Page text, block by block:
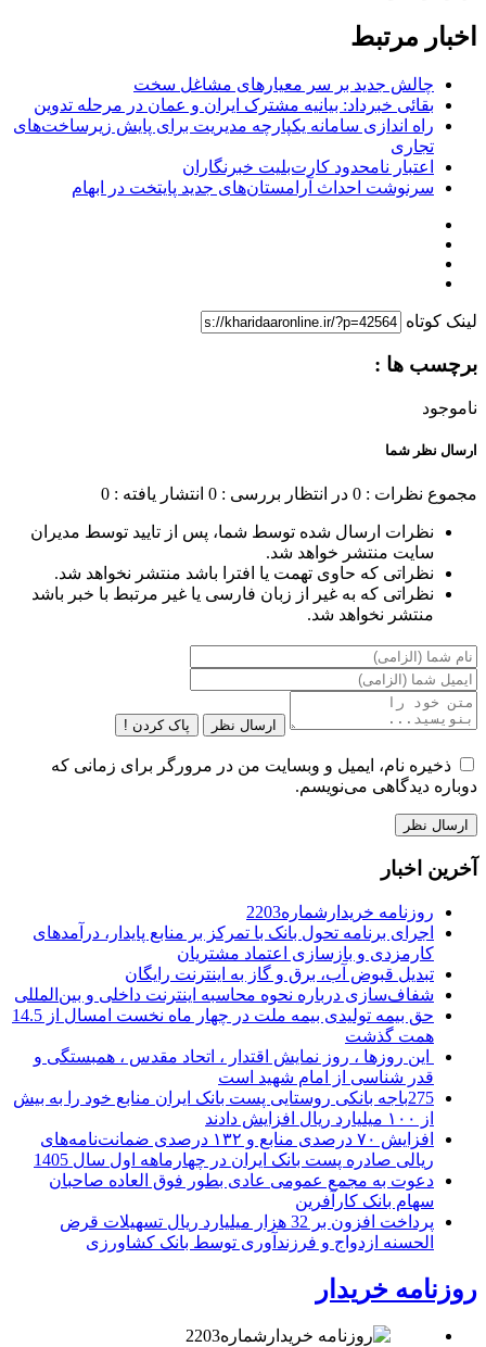
اخبار مرتبط
چالش جدید بر سر معیارهای مشاغل سخت
بقائی خبرداد: بیانیه مشترک ایران و عمان در مرحله تدوین
راه اندازی سامانه یکپارچه مدیریت برای پایش زیرساخت‌های
تجاری
اعتبار نامحدود کارت‌بلیت خبرنگاران
سرنوشت احداث آرامستان‌های جدید پایتخت در ابهام
لینک کوتاه
برچسب ها :
ناموجود
ارسال نظر شما
مجموع نظرات : 0 در انتظار بررسی : 0 انتشار یافته : 0
نظرات ارسال شده توسط شما، پس از تایید توسط مدیران
سایت منتشر خواهد شد.
نظراتی که حاوی تهمت یا افترا باشد منتشر نخواهد شد.
نظراتی که به غیر از زبان فارسی یا غیر مرتبط با خبر باشد
منتشر نخواهد شد.
ارسال نظر پاک کردن !
ذخیره نام، ایمیل و وبسایت من در مرورگر برای زمانی که
دوباره دیدگاهی می‌نویسم.
آخرین اخبار
روزنامه خریدارشماره2203
اجرای برنامه تحول بانک با تمرکز بر منابع پایدار، درآمدهای
کارمزدی و بازسازی اعتماد مشتریان
تبدیل قبوض آب، برق و گاز به اینترنت رایگان
شفاف‌سازی درباره نحوه محاسبه اینترنت داخلی و بین‌المللی
حق بیمه تولیدی بیمه ملت در چهار ماه نخست امسال از 14.5
همت گذشت
این روزها ، روز نمایش اقتدار ، اتحاد مقدس ، همبستگی و
قدر شناسی از امام شهید است
275باجه بانکی روستایی پست بانک ایران منابع خود را به بیش
از ۱۰۰ میلیارد ریال افزایش دادند
افزایش ۷۰ درصدی منابع و ۱۳۲ درصدی ضمانت‌نامه‌های
ریالی صادره پست بانک ایران در چهارماهه اول سال 1405
دعوت به مجمع عمومی عادی بطور فوق العاده صاحبان
سهام بانک کارآفرین
پرداخت افزون بر 32 هزار میلیارد ریال تسهیلات قرض
الحسنه ازدواج و فرزندآوری توسط بانک کشاورزی
روزنامه خریدار